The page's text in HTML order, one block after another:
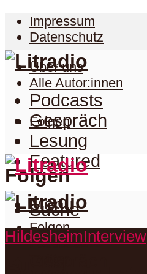
Impressum
Datenschutz
Über uns
Alle Autor:innen
Folgen
Folgen
Folgen
Facebook
Podcasts
Gespräch
Lesung
Featured
Menu
Suche
Podcasts
HildesheimInterview